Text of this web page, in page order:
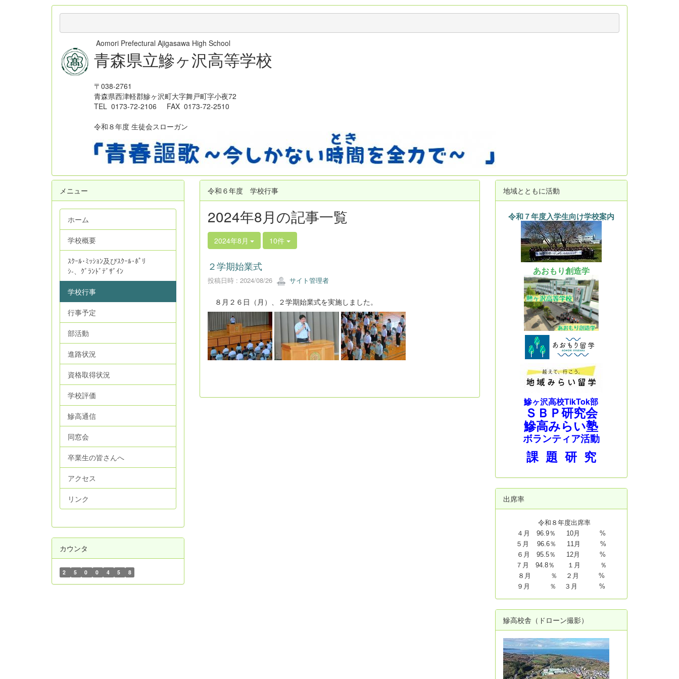
Aomori Prefectural Ajigasawa High School
青森県立鰺ヶ沢高等学校
〒038-2761
青森県西津軽郡鰺ヶ沢町大字舞戸町字小夜72
TEL 0173-72-2106 FAX 0173-72-2510
令和８年度 生徒会スローガン
令和６年度 学校行事
2024年8月の記事一覧
2024年8月 10件
２学期始業式
投稿日時 : 2024/08/26 サイト管理者
８月２６日（月）、２学期始業式を実施しました。
メニュー
ホーム
学校概要
ｽｸｰﾙ･ﾐｯｼｮﾝ及びｽｸｰﾙ･ﾎﾟﾘ
ｼ‐、ｸﾞﾗﾝﾄﾞﾃﾞｻﾞｲﾝ
学校行事
行事予定
部活動
進路状況
資格取得状況
学校評価
鰺高通信
同窓会
卒業生の皆さんへ
アクセス
リンク
カウンタ
2 5 0 0 4 5 8
地域とともに活動
令和７年度入学生向け学校案内
あおもり創造学
鰺ヶ沢高校TikTok部
ＳＢＰ研究会
鰺高みらい塾
ボランティア活動
課 題 研 究
出席率
令和８年度出席率
４月 96.9％ 10月 %
５月 96.6％ 11月 %
６月 95.5％ 12月 %
７月 94.8％ １月 ％
８月 ％ ２月 %
９月 ％ ３月 %
鰺高校舎（ドローン撮影）